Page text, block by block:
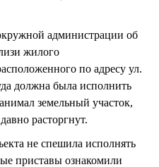
администрации об
жилого
по адресу ул.
должна была исполнить
земельный участок,
расторгнут.
не спешила исполнять
приставы ознакомили